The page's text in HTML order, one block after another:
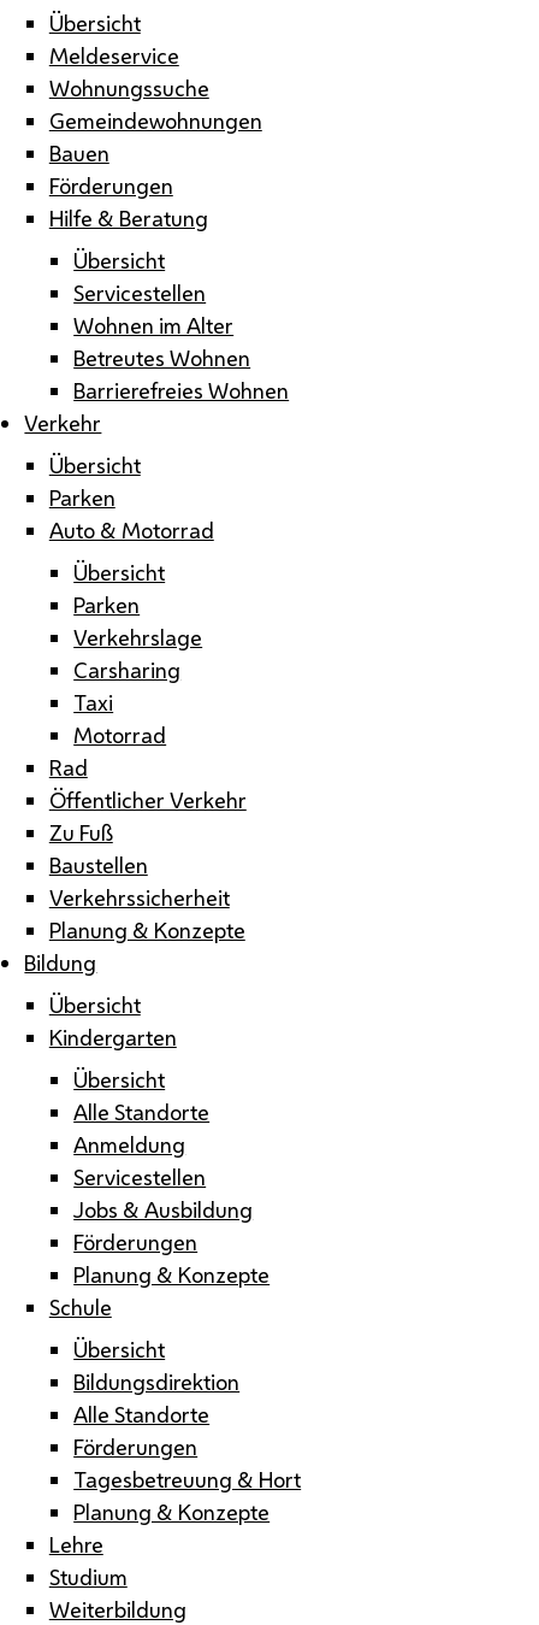
Übersicht
Meldeservice
Wohnungssuche
Gemeindewohnungen
Bauen
Förderungen
Hilfe & Beratung
Übersicht
Servicestellen
Wohnen im Alter
Betreutes Wohnen
Barrierefreies Wohnen
Verkehr
Übersicht
Parken
Auto & Motorrad
Übersicht
Parken
Verkehrslage
Carsharing
Taxi
Motorrad
Rad
Öffentlicher Verkehr
Zu Fuß
Baustellen
Verkehrssicherheit
Planung & Konzepte
Bildung
Übersicht
Kindergarten
Übersicht
Alle Standorte
Anmeldung
Servicestellen
Jobs & Ausbildung
Förderungen
Planung & Konzepte
Schule
Übersicht
Bildungsdirektion
Alle Standorte
Förderungen
Tagesbetreuung & Hort
Planung & Konzepte
Lehre
Studium
Weiterbildung